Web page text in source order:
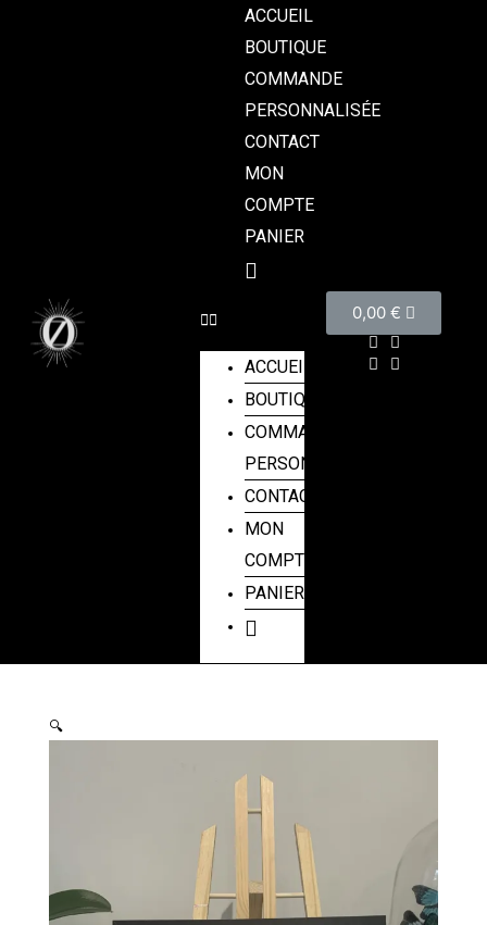
ACCUEIL
BOUTIQUE
COMMANDE
PERSONNALISÉE
CONTACT
MON
COMPTE
PANIER
ACCUEIL
BOUTIQUE
COMMANDE
PERSONNALISÉE
CONTACT
MON
COMPTE
PANIER
0,00€
🔍